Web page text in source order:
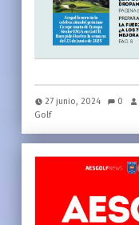
27 junio, 2024 0
Golf